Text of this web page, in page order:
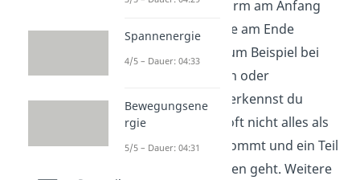
welche Energieform am Anfang
steckt und welche am Ende
herauskommt, zum Beispiel bei
Lampen, Motoren oder
Kraftwerken. So erkennst du
leichter, warum oft nicht alles als
Nutzenergie ankommt und ein Teil
als Wärme verloren geht. Weitere
Spannenergie
4/5 – Dauer: 04:33
Bewegungsene
rgie
5/5 – Dauer: 04:31